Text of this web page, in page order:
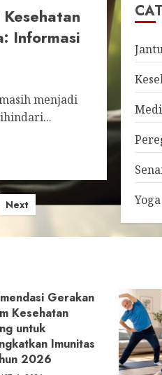
Informasi
menjadi
Next
Yoga
Gerakan
Kesehatan
untuk
Imunitas
2026